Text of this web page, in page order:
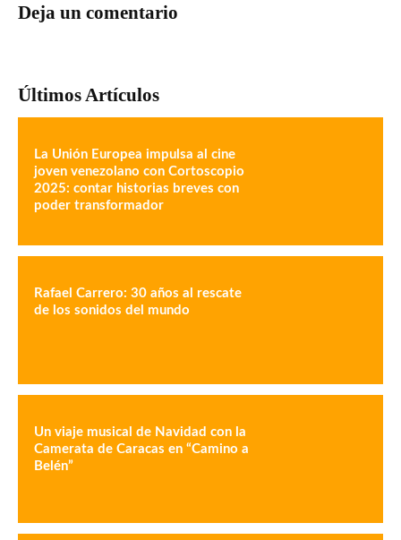
Deja un comentario
Últimos Artículos
La Unión Europea impulsa al cine
joven venezolano con Cortoscopio
2025: contar historias breves con
poder transformador
Rafael Carrero: 30 años al rescate
de los sonidos del mundo
Un viaje musical de Navidad con la
Camerata de Caracas en “Camino a
Belén”